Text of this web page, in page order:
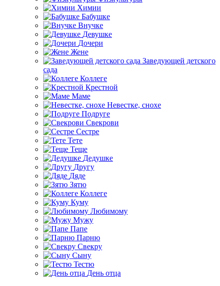
Химии
Бабушке
Внучке
Девушке
Дочери
Жене
Заведующей детского
сада
Коллеге
Крестной
Маме
Невестке, снохе
Подруге
Свекрови
Сестре
Тете
Теще
Дедушке
Другу
Дяде
Зятю
Коллеге
Куму
Любимому
Мужу
Папе
Парню
Свекру
Сыну
Тестю
День отца